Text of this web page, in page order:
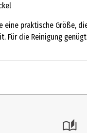
eine praktische
die Reinigung